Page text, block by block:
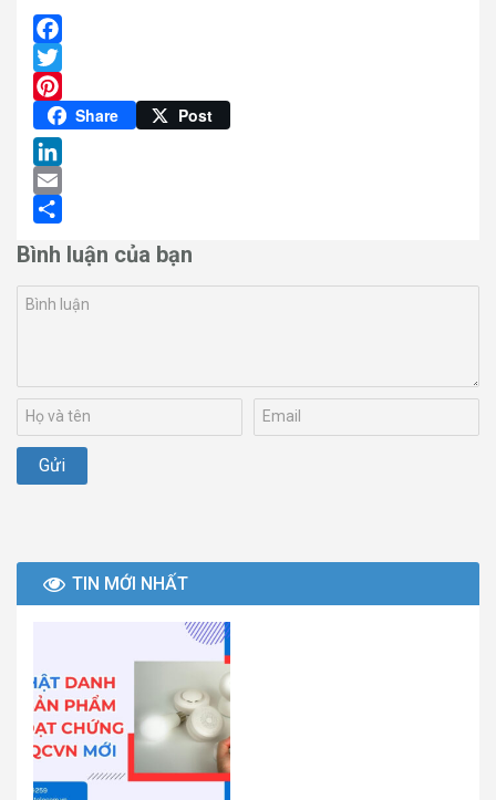
Facebook
Twitter
Pinterest
Share Post
LinkedIn
Email
Bình luận của bạn
TIN MỚI NHẤT